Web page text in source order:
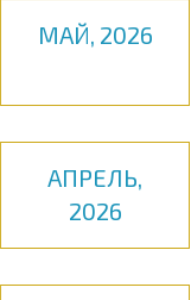
МАЙ, 2026
АПРЕЛЬ,
2026